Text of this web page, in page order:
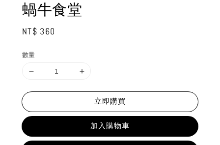
蝸牛食堂
Regular
NT$ 360
數量
立即購買
加入購物車